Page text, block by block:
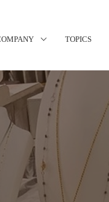
TOPICS